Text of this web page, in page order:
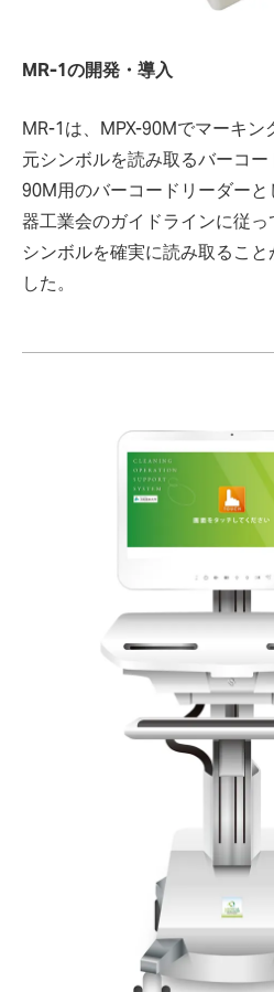
MR-1の開発・導入
MR-1は、MPX-90Mでマーキ
元シンボルを読み取るバーコ
90M用のバーコードリーダー
器工業会のガイドラインに従
シンボルを確実に読み取るこ
した。